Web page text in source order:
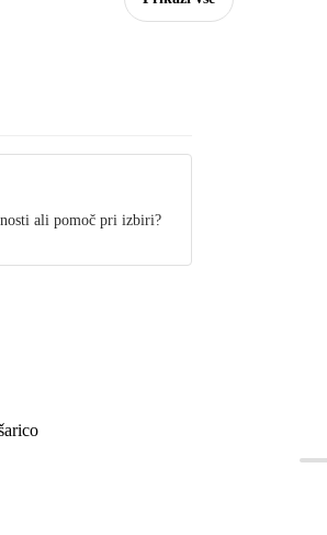
ali pomoč pri izbiri?